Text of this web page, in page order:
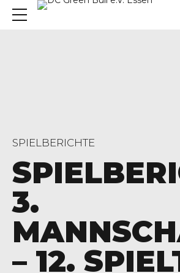
Essen
SPIELBERICHTE
3.
– 12.